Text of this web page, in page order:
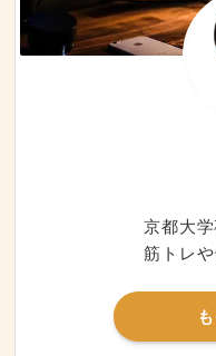
京都大
筋トレ